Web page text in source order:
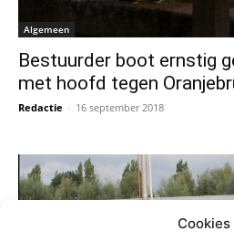
Cookies
Algemeen
Bestuurder boot ernstig
met hoofd tegen
Redactie - 16 september 2018